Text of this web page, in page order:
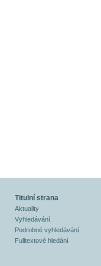
Titulní strana
Aktuality
Vyhledávání
Podrobné vyhledávání
Fulltextové hledání